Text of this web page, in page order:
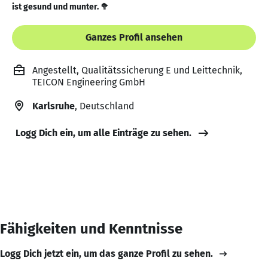
ist gesund und munter. 🥦
Ganzes Profil ansehen
Angestellt, Qualitätssicherung E und Leittechnik,
TEICON Engineering GmbH
Karlsruhe, Deutschland
Logg Dich ein, um alle Einträge zu sehen.
Fähigkeiten und Kenntnisse
Logg Dich jetzt ein, um das ganze Profil zu sehen.